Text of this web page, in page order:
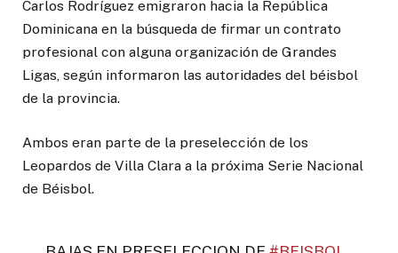
Carlos Rodríguez emigraron hacia la República
Dominicana en la búsqueda de firmar un contrato
profesional con alguna organización de Grandes
Ligas, según informaron las autoridades del béisbol
de la provincia.
Ambos eran parte de la preselección de los
Leopardos de Villa Clara a la próxima Serie Nacional
de Béisbol.